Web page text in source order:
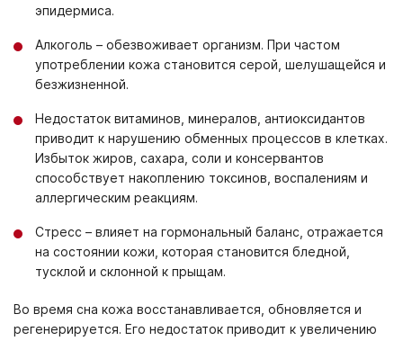
эпидермиса.
Алкоголь – обезвоживает организм. При частом
употреблении кожа становится серой, шелушащейся и
безжизненной.
Недостаток витаминов, минералов, антиоксидантов
приводит к нарушению обменных процессов в клетках.
Избыток жиров, сахара, соли и консервантов
способствует накоплению токсинов, воспалениям и
аллергическим реакциям.
Стресс – влияет на гормональный баланс, отражается
на состоянии кожи, которая становится бледной,
тусклой и склонной к прыщам.
Во время сна кожа восстанавливается, обновляется и
регенерируется. Его недостаток приводит к увеличению